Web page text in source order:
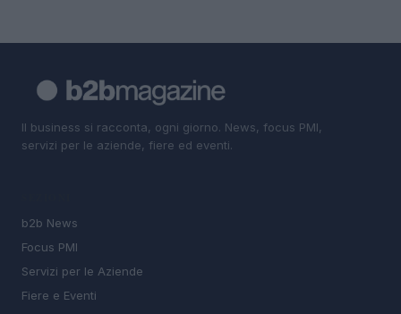
Il business si racconta, ogni giorno. News, focus PMI,
servizi per le aziende, fiere ed eventi.
b2b News
Focus PMI
Servizi per le Aziende
Fiere e Eventi